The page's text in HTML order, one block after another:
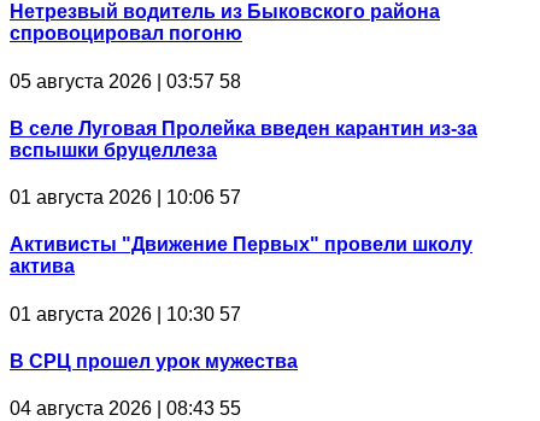
Нетрезвый водитель из Быковского района
спровоцировал погоню
05 августа 2026 | 03:57 58
В селе Луговая Пролейка введен карантин из-за
вспышки бруцеллеза
01 августа 2026 | 10:06 57
Активисты "Движение Первых" провели школу
актива
01 августа 2026 | 10:30 57
В СРЦ прошел урок мужества
04 августа 2026 | 08:43 55